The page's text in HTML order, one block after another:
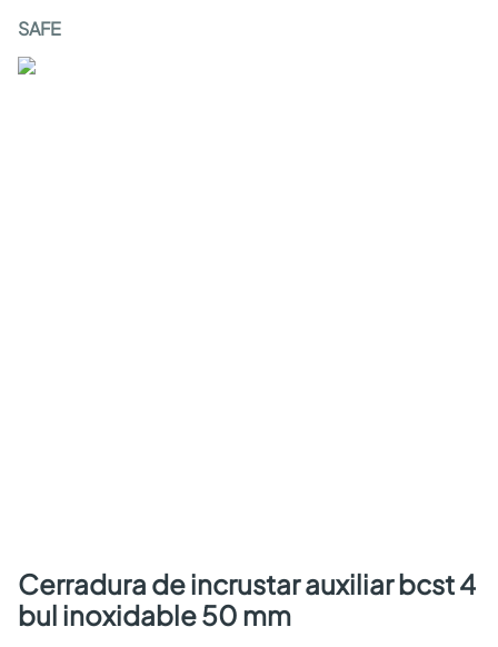
SAFE
cerradura de incrustar auxiliar bcst 4
bul inoxidable 50 mm
armarios closet
comedores